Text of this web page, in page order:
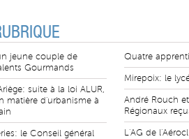
jeune couple de
Gourmands
suite à la loi ALUR,
matière d'urbanisme à
le Conseil général
Quatre
Mirepoix: le
André Rouch
Régionaux
L'AG de